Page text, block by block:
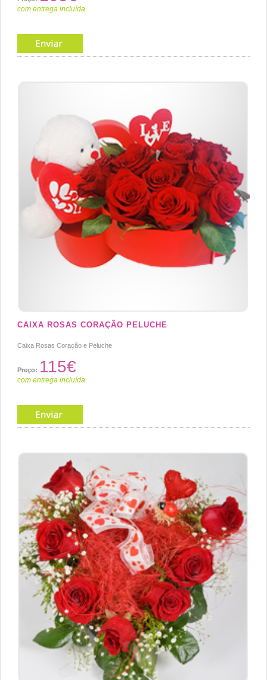
com entrega incluída
CAIXA ROSAS CORAÇÃO PELUCHE
Caixa Rosas Coração e Peluche
Preço: 115€
com entrega incluída